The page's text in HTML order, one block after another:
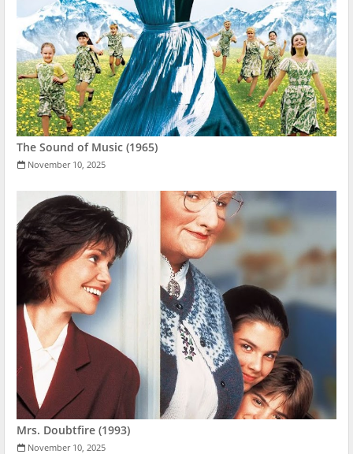
The Sound of Music (1965)
November 10, 2025
Mrs. Doubtfire (1993)
November 10, 2025